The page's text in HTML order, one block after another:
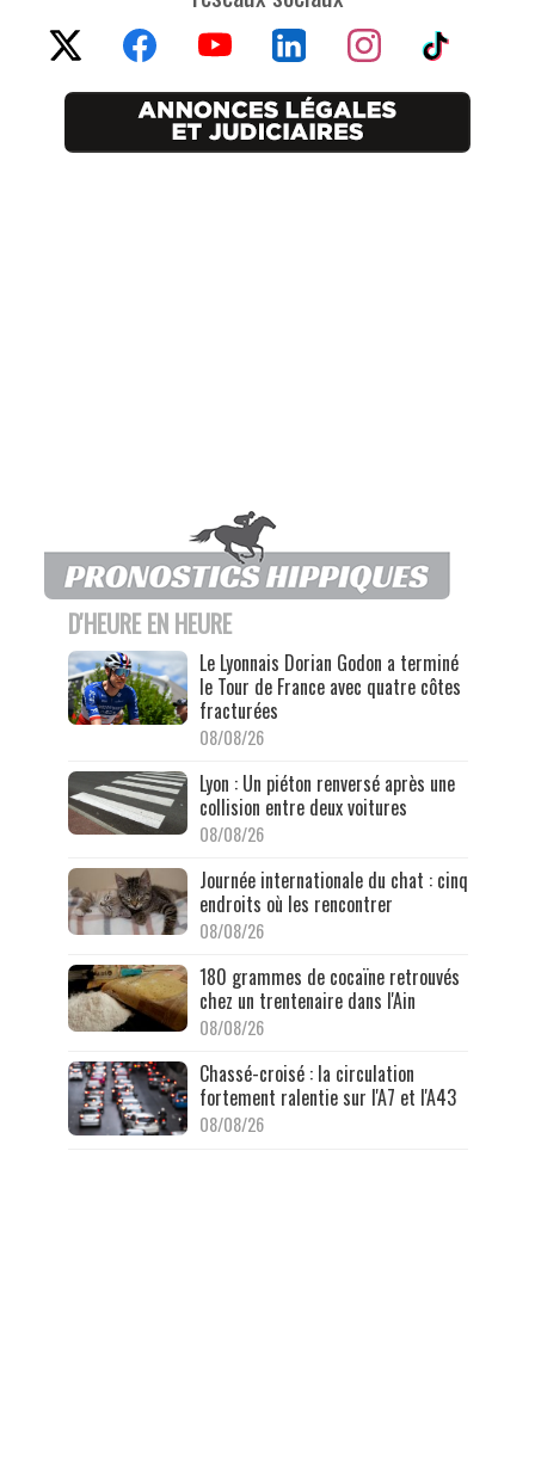
D'HEURE EN HEURE
Le Lyonnais Dorian Godon a terminé
le Tour de France avec quatre côtes
fracturées
08/08/26
Lyon : Un piéton renversé après une
collision entre deux voitures
08/08/26
Journée internationale du chat : cinq
endroits où les rencontrer
08/08/26
180 grammes de cocaïne retrouvés
chez un trentenaire dans l'Ain
08/08/26
Chassé-croisé : la circulation
fortement ralentie sur l'A7 et l'A43
08/08/26